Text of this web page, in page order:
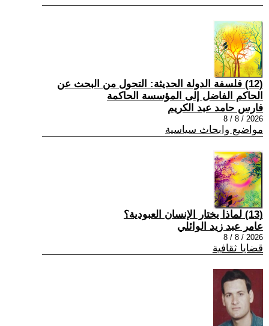
(12) فلسفة الدولة الحديثة: التحول من البحث عن
الحاكم الفاضل إلى المؤسسة الحاكمة
فارس حامد عبد الكريم
2026 / 8 / 8
مواضيع وابحاث سياسية
(13) لماذا يختار الإنسان العبودية؟
عامر عبد زيد الوائلي
2026 / 8 / 8
قضايا ثقافية